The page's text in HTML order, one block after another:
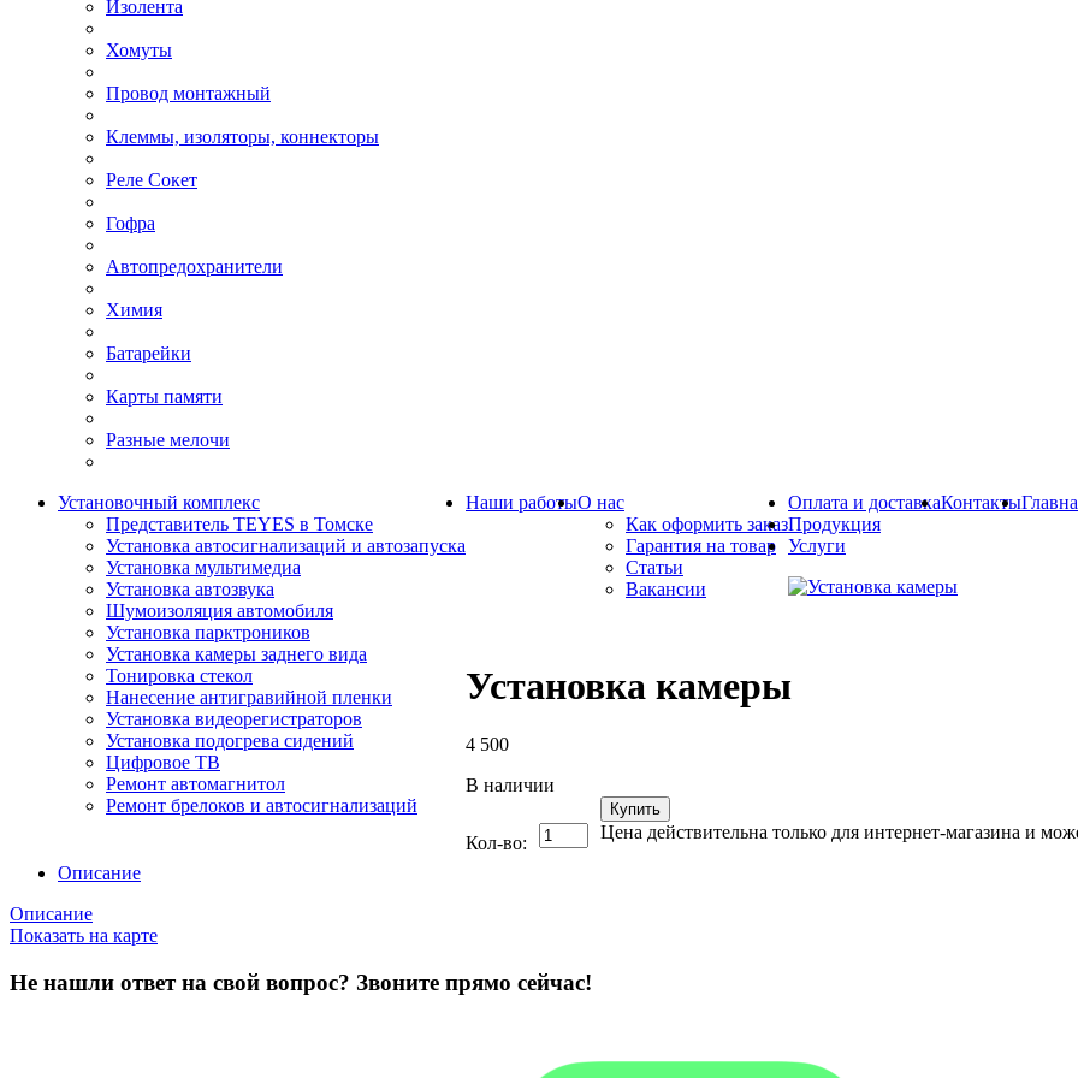
Изолента
Хомуты
Провод монтажный
Клеммы, изоляторы, коннекторы
Реле Сокет
Гофра
Автопредохранители
Химия
Батарейки
Карты памяти
Разные мелочи
Установочный комплекс
Представитель TEYES в Томске
Установка автосигнализаций и автозапуска
Установка мультимедиа
Установка автозвука
Шумоизоляция автомобиля
Установка парктроников
Установка камеры заднего вида
Тонировка стекол
Нанесение антигравийной пленки
Установка видеорегистраторов
Установка подогрева сидений
Цифровое ТВ
Ремонт автомагнитол
Ремонт брелоков и автосигнализаций
Наши работыО нас
Как оформить заказ
Гарантия на товар
Статьи
Вакансии
Оплата и доставкаКонтакты
Продукция
Услуги
Установка камеры
4 500
В наличии
Кол-во:
Купить
Цена действительна только для интернет-магазина и
Описание
Описание
Показать на карте
Не нашли ответ на свой вопрос? Звоните прямо сейчас!